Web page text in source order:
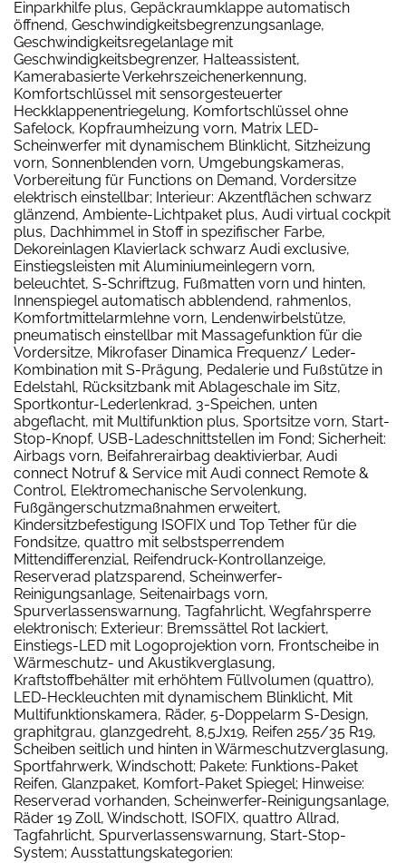
Einparkhilfe plus, Gepäckraumklappe automatisch
öffnend, Geschwindigkeitsbegrenzungsanlage,
Geschwindigkeitsregelanlage mit
Geschwindigkeitsbegrenzer, Halteassistent,
Kamerabasierte Verkehrszeichenerkennung,
Komfortschlüssel mit sensorgesteuerter
Heckklappenentriegelung, Komfortschlüssel ohne
Safelock, Kopfraumheizung vorn, Matrix LED-
Scheinwerfer mit dynamischem Blinklicht, Sitzheizung
vorn, Sonnenblenden vorn, Umgebungskameras,
Vorbereitung für Functions on Demand, Vordersitze
elektrisch einstellbar; Interieur: Akzentflächen schwarz
glänzend, Ambiente-Lichtpaket plus, Audi virtual cockpit
plus, Dachhimmel in Stoff in spezifischer Farbe,
Dekoreinlagen Klavierlack schwarz Audi exclusive,
Einstiegsleisten mit Aluminiumeinlegern vorn,
beleuchtet, S-Schriftzug, Fußmatten vorn und hinten,
Innenspiegel automatisch abblendend, rahmenlos,
Komfortmittelarmlehne vorn, Lendenwirbelstütze,
pneumatisch einstellbar mit Massagefunktion für die
Vordersitze, Mikrofaser Dinamica Frequenz/ Leder-
Kombination mit S-Prägung, Pedalerie und Fußstütze in
Edelstahl, Rücksitzbank mit Ablageschale im Sitz,
Sportkontur-Lederlenkrad, 3-Speichen, unten
abgeflacht, mit Multifunktion plus, Sportsitze vorn, Start-
Stop-Knopf, USB-Ladeschnittstellen im Fond; Sicherheit:
Airbags vorn, Beifahrerairbag deaktivierbar, Audi
connect Notruf & Service mit Audi connect Remote &
Control, Elektromechanische Servolenkung,
Fußgängerschutzmaßnahmen erweitert,
Kindersitzbefestigung ISOFIX und Top Tether für die
Fondsitze, quattro mit selbstsperrendem
Mittendifferenzial, Reifendruck-Kontrollanzeige,
Reserverad platzsparend, Scheinwerfer-
Reinigungsanlage, Seitenairbags vorn,
Spurverlassenswarnung, Tagfahrlicht, Wegfahrsperre
elektronisch; Exterieur: Bremssättel Rot lackiert,
Einstiegs-LED mit Logoprojektion vorn, Frontscheibe in
Wärmeschutz- und Akustikverglasung,
Kraftstoffbehälter mit erhöhtem Füllvolumen (quattro),
LED-Heckleuchten mit dynamischem Blinklicht, Mit
Multifunktionskamera, Räder, 5-Doppelarm S-Design,
graphitgrau, glanzgedreht, 8,5Jx19, Reifen 255/35 R19,
Scheiben seitlich und hinten in Wärmeschutzverglasung,
Sportfahrwerk, Windschott; Pakete: Funktions-Paket
Reifen, Glanzpaket, Komfort-Paket Spiegel; Hinweise:
Reserverad vorhanden, Scheinwerfer-Reinigungsanlage,
Räder 19 Zoll, Windschott, ISOFIX, quattro Allrad,
Tagfahrlicht, Spurverlassenswarnung, Start-Stop-
System; Ausstattungskategorien: